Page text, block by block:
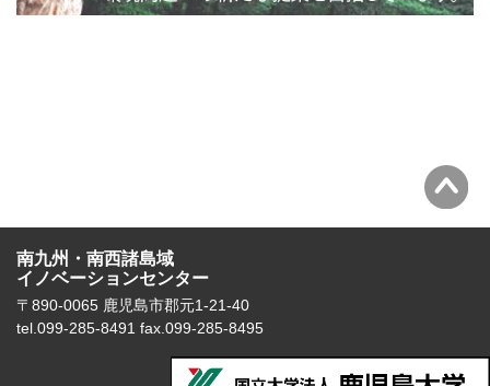
南九州・南西諸島域
イノベーションセンター
〒890-0065 鹿児島市郡元1-21-40
tel.099-285-8491 fax.099-285-8495